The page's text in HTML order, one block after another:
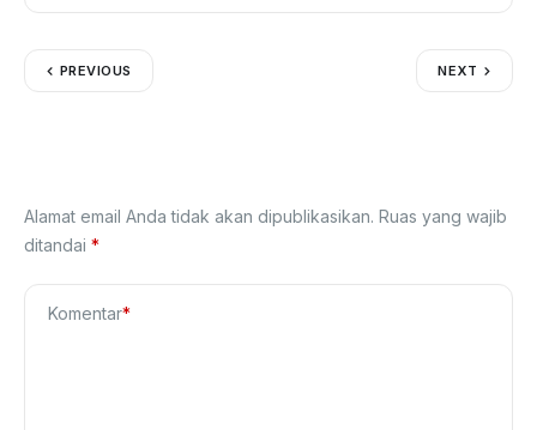
PREVIOUS NEXT
Alamat email Anda tidak akan dipublikasikan. Ruas yang wajib
ditandai *
Komentar*